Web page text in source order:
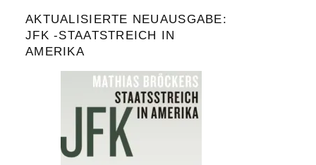
AKTUALISIERTE NEUAUSGABE:
JFK -STAATSTREICH IN
AMERIKA